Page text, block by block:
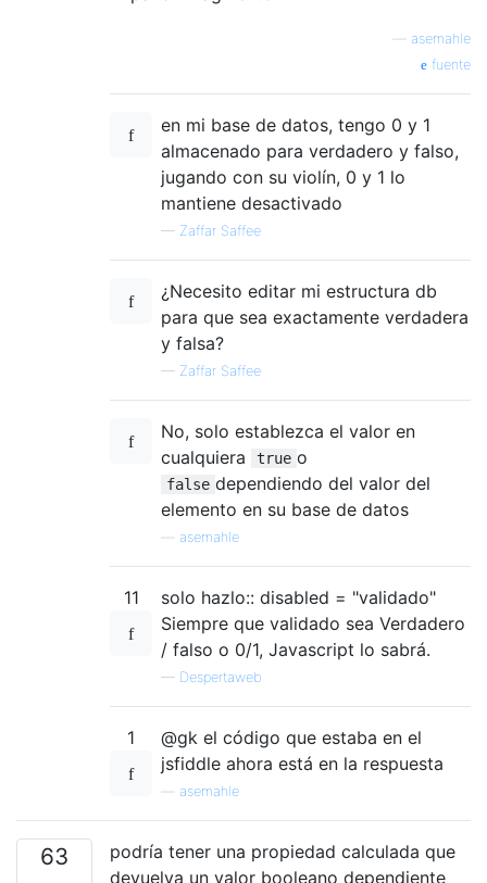
asemahle
fuente
en mi base de datos, tengo 0 y 1
almacenado para verdadero y falso,
jugando con su violín, 0 y 1 lo
mantiene desactivado
— Zaffar Saffee
¿Necesito editar mi estructura db
para que sea exactamente verdadera
y falsa?
— Zaffar Saffee
No, solo establezca el valor en
cualquiera
true o
false dependiendo del valor del
elemento en su base de datos
asemahle
11
solo hazlo:: disabled = "validado"
Siempre que validado sea Verdadero
/ falso o 0/1, Javascript lo sabrá.
— Despertaweb
1
@gk el código que estaba en el
jsfiddle ahora está en la respuesta
asemahle
63
podría tener una propiedad calculada que
devuelva un valor booleano dependiente